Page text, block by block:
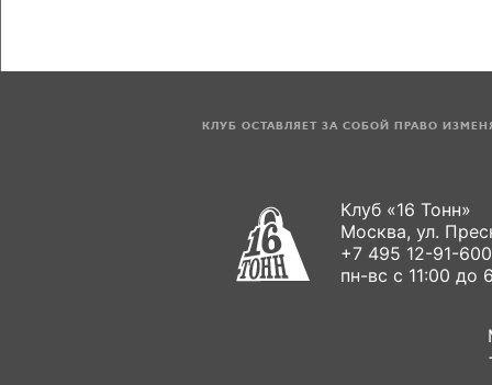
КЛУБ ОСТАВЛЯЕТ ЗА СОБОЙ ПРАВО
Клуб «16 Тонн»
Москва, ул.
+7 495 12-91-
пн-вс с 11:00 до